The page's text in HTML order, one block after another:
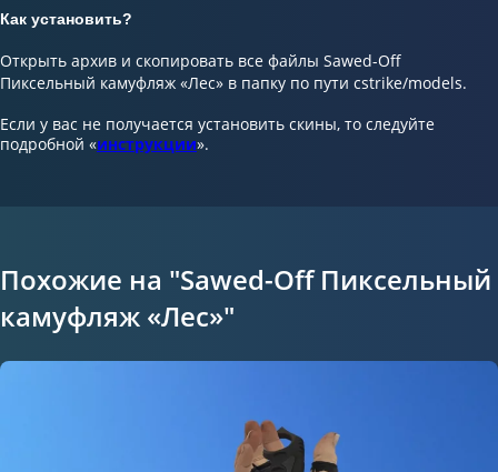
Как установить?
Открыть архив и скопировать все файлы Sawed-Off
Пиксельный камуфляж «Лес» в папку по пути cstrike/models.
Если у вас не получается установить скины, то следуйте
подробной «инструкции».
Похожие на "Sawed-Off Пиксельный
камуфляж «Лес»"